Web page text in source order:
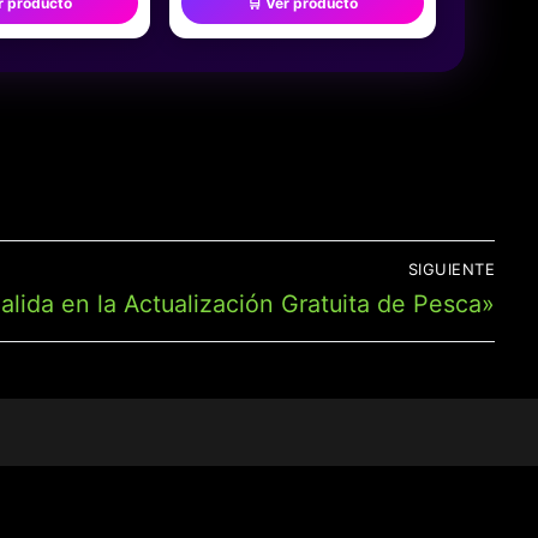
DE
DE
RECOLECTA LOS 5 TOKENS PARA
EL SHOW, DE 2 A 4 JUGADORES, A
PARTIR DE 5 AÑOS (20108)
SIGUIENTE
en la Actualización Gratuita de Pesca»